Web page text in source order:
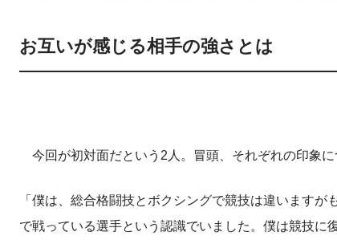
お互いが感じる相手の強さとは
今回が初対面だという2人。冒頭、それぞれの印象に
「僕は、総合格闘技とボクシングで競技は違います
で戦っている選手という認識でいました。僕は競技